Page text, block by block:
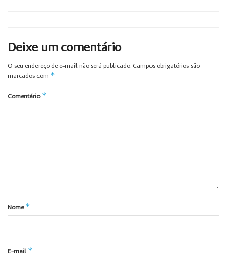
Deixe um comentário
O seu endereço de e-mail não será publicado. Campos obrigatórios são
marcados com *
Comentário *
Nome *
E-mail *